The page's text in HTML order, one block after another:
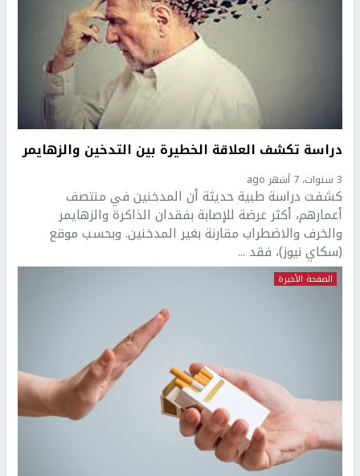
دراسة تكشف العلاقة الخطيرة بين التدخين والزهايمر
3 سنوات، 7 أشهر ago
كشفت دراسة طبية حديثة أن المدخنين في منتصف
أعمارهم، أكثر عرضة للإصابة بفقدان الذاكرة والزهايمر
والخرف والاضطراب مقارنة بغير المدخنين. وبحسب موقع
(سكاي نيوز)، فقد ...
الصفحة الأخيرة